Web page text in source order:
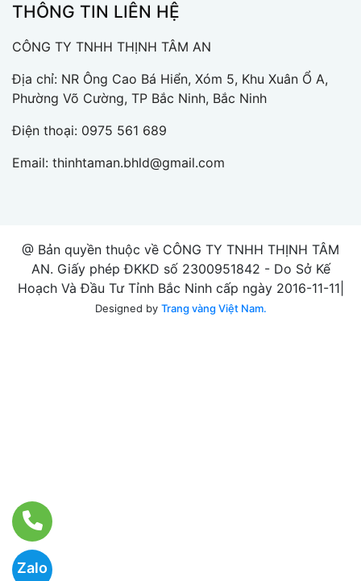
Zalo
THÔNG TIN LIÊN HỆ
CÔNG TY TNHH THỊNH TÂM AN
Địa chỉ: NR Ông Cao Bá Hiển, Xóm 5, Khu Xuân Ổ A,
Phường Võ Cường, TP Bắc Ninh, Bắc Ninh
Điện thoại: 0975 561 689
Email: thinhtaman.bhld@gmail.com
@ Bản quyền thuộc về CÔNG TY TNHH THỊNH TÂM
AN. Giấy phép ĐKKD số 2300951842 - Do Sở Kế
Hoạch Và Đầu Tư Tỉnh Bắc Ninh cấp ngày 2016-11-11|
Designed by Trang vàng Việt Nam.